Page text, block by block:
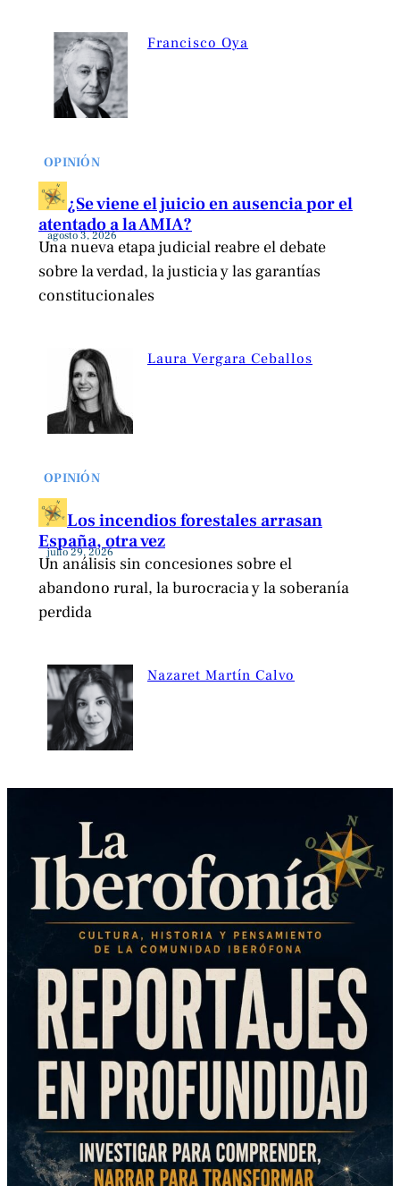
Francisco Oya
OPINIÓN
¿Se viene el juicio en ausencia por el
atentado a la AMIA?
agosto 3, 2026
Una nueva etapa judicial reabre el debate
sobre la verdad, la justicia y las garantías
constitucionales
Laura Vergara Ceballos
OPINIÓN
Los incendios forestales arrasan
España, otra vez
julio 29, 2026
Un análisis sin concesiones sobre el
abandono rural, la burocracia y la soberanía
perdida
Nazaret Martín Calvo